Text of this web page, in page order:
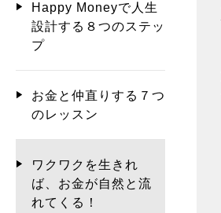
Happy Moneyで人生
設計する８つのステッ
プ
お金と仲直りする７つ
のレッスン
ワクワクを生きれ
ば、お金が自然と流
れてくる！